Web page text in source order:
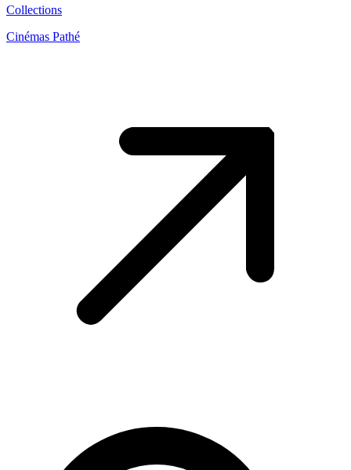
Collections
Cinémas Pathé